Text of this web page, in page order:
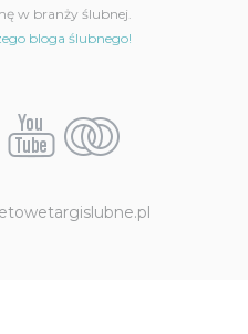
w branży ślubnej.
bloga ślubnego!